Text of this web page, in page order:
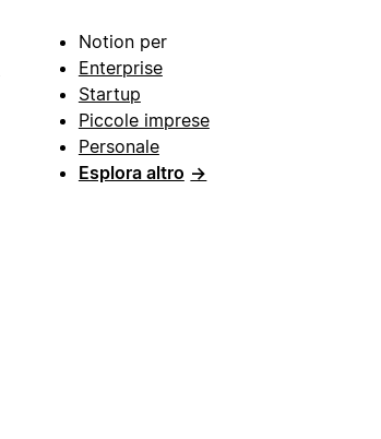
Notion per
Enterprise
Startup
Piccole imprese
Personale
Esplora altro →